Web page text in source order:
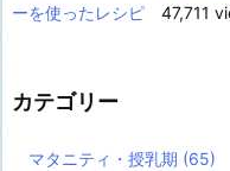
ーを使ったレシピ
47,711
カテゴリー
マタニティ・授乳期 (65)